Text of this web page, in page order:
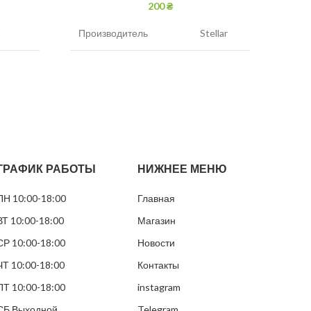
200₴
Производитель Stellar
Грамм в банке 12
РАБОТЫ
10:00-18:00
10:00-18:00
10:00-18:00
10:00-18:00
10:00-18:00
НИЖНЕЕ МЕНЮ
Главная
Магазин
Новости
Контакты
instagram